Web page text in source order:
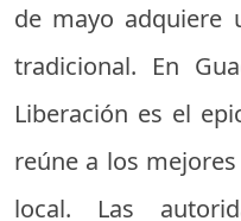
de mayo adquiere
tradicional. En
Liberación es el
reúne a los
local. Las